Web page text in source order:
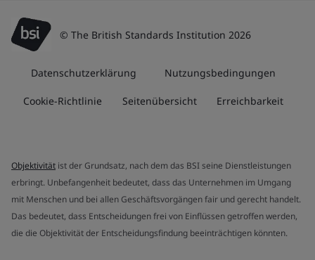
© The British Standards Institution 2026
Datenschutzerklärung Nutzungsbedingungen
Cookie-Richtlinie Seitenübersicht Erreichbarkeit
Objektivität ist der Grundsatz, nach dem das BSI seine Dienstleistungen
erbringt. Unbefangenheit bedeutet, dass das Unternehmen im Umgang
mit Menschen und bei allen Geschäftsvorgängen fair und gerecht handelt.
Das bedeutet, dass Entscheidungen frei von Einflüssen getroffen werden,
die die Objektivität der Entscheidungsfindung beeinträchtigen könnten.